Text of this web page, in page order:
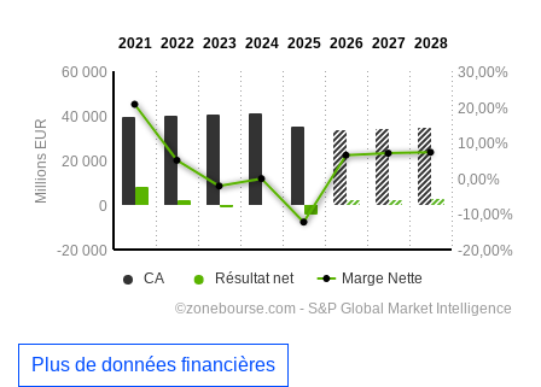
Plus de données financières